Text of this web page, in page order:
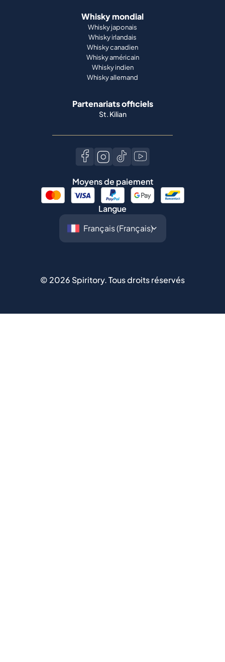
Whisky mondial
Whisky japonais
Whisky irlandais
Whisky canadien
Whisky américain
Whisky indien
Whisky allemand
Partenariats officiels
St. Kilian
Moyens de paiement
Langue
© 2026 Spiritory.Tous droits réservés